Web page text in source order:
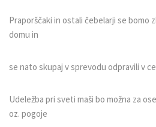
Praporščaki in ostali čebelarji se bomo
domu in
se nato skupaj v sprevodu odpravili v
Udeležba pri sveti maši bo možna za
oz. pogoje